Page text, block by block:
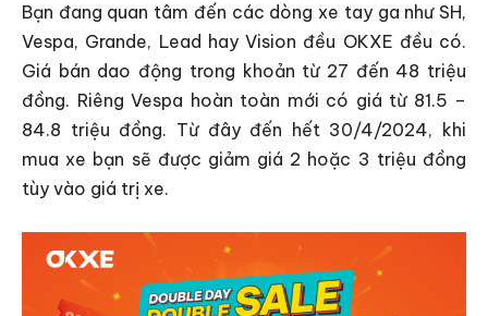
Bạn đang quan tâm đến các dòng xe tay ga như SH,
Vespa, Grande, Lead hay Vision đều OKXE đều có.
Giá bán dao động trong khoản từ 27 đến 48 triệu
đồng. Riêng Vespa hoàn toàn mới có giá từ 81.5 –
84.8 triệu đồng. Từ đây đến hết 30/4/2024, khi
mua xe bạn sẽ được giảm giá 2 hoặc 3 triệu đồng
tùy vào giá trị xe.